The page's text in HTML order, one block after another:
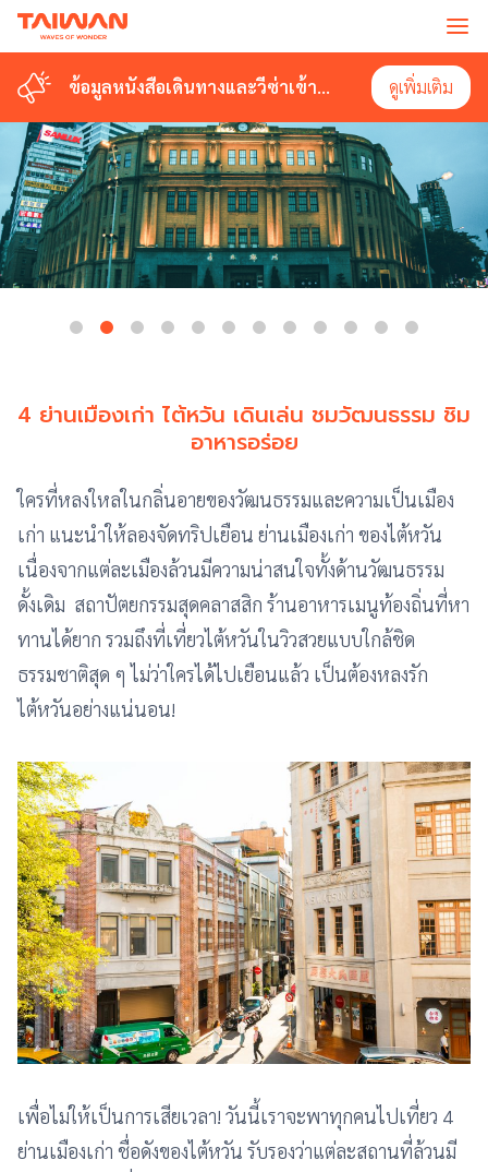
ข้อมูลหนังสือเดินทางและวีซ่าเข้า
ดูเพิ่มเติม
4 ย่านเมืองเก่า ไต้หวัน เดินเล่น ชมวัฒนธรรม ชิม
อาหารอร่อย
ใครที่หลงใหลในกลิ่นอายของวัฒนธรรมและความเป็นเมือง
เก่า แนะนำให้ลองจัดทริปเยือน ย่านเมืองเก่า ของไต้หวัน
เนื่องจากแต่ละเมืองล้วนมีความน่าสนใจทั้งด้านวัฒนธรรม
ดั้งเดิม สถาปัตยกรรมสุดคลาสสิก ร้านอาหารเมนูท้องถิ่นที่หา
ทานได้ยาก รวมถึงที่เที่ยวไต้หวันในวิวสวยแบบใกล้ชิด
ธรรมชาติสุด ๆ ไม่ว่าใครได้ไปเยือนแล้ว เป็นต้องหลงรัก
ไต้หวันอย่างแน่นอน!
เพื่อไม่ให้เป็นการเสียเวลา! วันนี้เราจะพาทุกคนไปเที่ยว 4
ย่านเมืองเก่า ชื่อดังของไต้หวัน รับรองว่าแต่ละสถานที่ล้วนมี